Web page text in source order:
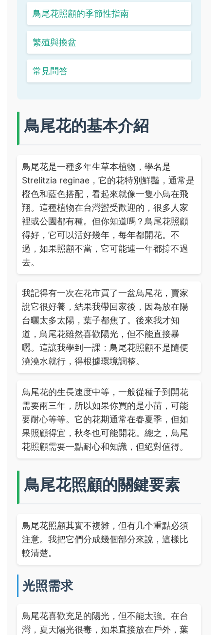
鳥尾花照顧的季節性指南
繁殖與換盆
常見問答
鳥尾花的基本介紹
鳥尾花是一種多年生草本植物，學名是
Strelitzia reginae，它的花特別鮮豔，通常是
橙色和藍色搭配，看起來就像一隻小鳥在飛
翔。這種植物在台灣蠻受歡迎的，很多人家
裡或公園都有種。但你知道嗎？鳥尾花照顧
得好，它可以活好幾年，每年都開花。不
過，如果照顧不當，它可能連一年都撐不過
去。
我記得有一次在花市買了一盆鳥尾花，賣家
說它很好養，結果我帶回家後，因為放在陽
台曬太多太陽，葉子都焦了。後來我才知
道，鳥尾花雖然喜歡陽光，但不能直接暴
曬。這讓我學到一課：鳥尾花照顧不是隨便
澆澆水就行，得根據環境調整。
鳥尾花的生長速度中等，一般從種子到開花
需要兩三年，所以如果你買的是小苗，可能
要耐心等等。它的花期通常在春夏季，但如
果照顧得宜，秋冬也可能開花。總之，鳥尾
花照顧需要一點耐心和知識，但絕對值得。
鳥尾花照顧的關鍵要素
鳥尾花照顧其實不複雜，但有几个重點必須
注意。我把它們分成幾個部分來說，這樣比
較清楚。
光照需求
鳥尾花喜歡充足的陽光，但不能太強。在台
灣，夏天陽光很毒，如果直接放在戶外，葉